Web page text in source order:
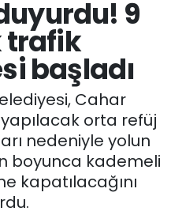
9
trafik
başladı
Cahar
orta refüj
nedeniyle yolun
boyunca kademeli
kapatılacağını
ve Fikstür